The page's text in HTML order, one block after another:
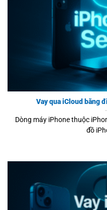
Vay qua iCloud bằng
Dòng máy iPhone thuộc
đồ